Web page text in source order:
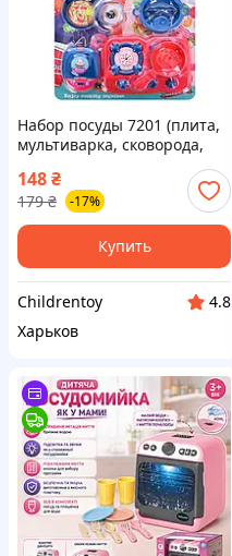
Набор посуды 7201 (плита,
мультиварка, сковорода,
лист, 30-45-5 см.
148₴
179 ₴ -17%
Купить
Childrentoy
4.8
Харьков